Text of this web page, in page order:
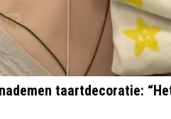
taartdecoratie: